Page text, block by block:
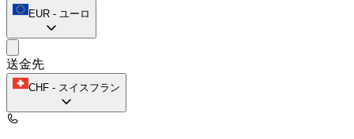
EUR - ユーロ
送金先
CHF - スイスフラン